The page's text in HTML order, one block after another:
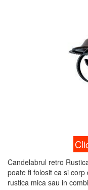
Candelabrul retro
poate fi folosit ca si
rustica mica sau in